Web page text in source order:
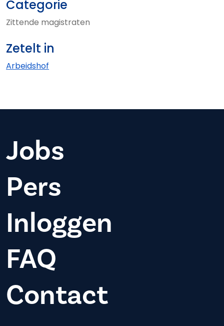
Categorie
Zittende magistraten
Zetelt in
Arbeidshof
Jobs
Pers
Inloggen
FAQ
Contact